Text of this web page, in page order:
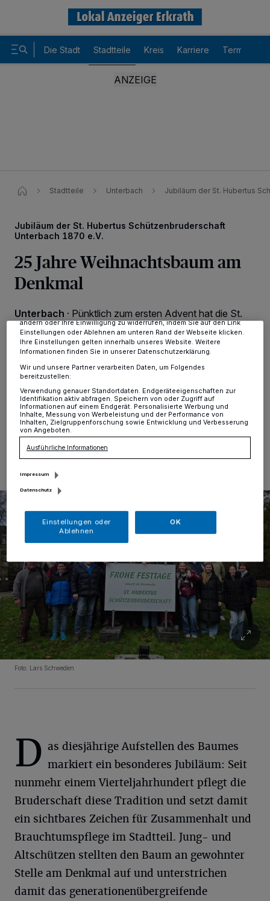
Die Stadt Stadtteile Kreis Karriere Termine
Stadtteile Unterbach Jubiläum der St. Hubertus
Jubiläum der St. Hubertus Schützenbruderschaft
Unterbach 1870 e.V.
25 Jahre Weihnachtsbaum am
Denkmal
Unterbach · Pünktlich zum ersten Advent hat die St.
Hubertus Schützenbruderschaft Unterbach 1870 e.V.
auch in diesem Jahr wieder den traditionellen
Weihnachtsbaum am Denkmal aufgestellt. Zum 25. Mal
schmückt nun ein festlich beleuchteter Tannenbaum
den Ortsmittelpunkt von Unterbach und sorgt für eine
stimmungsvolle Atmosphäre in der Adventszeit.
01.12.2025 , 15:23 Uhr Eine Minute Lesezeit
Foto: Lars Schweden
D as diesjährige Aufstellen des Baumes
markiert ein besonderes Jubiläum: Seit
nunmehr einem Vierteljahrhundert pflegt die
Bruderschaft diese Tradition und setzt damit
ein sichtbares Zeichen für Zusammenhalt und
Brauchtumspflege im Stadtteil. Jung- und
Altschützen stellten den Baum an gewohnter
Stelle am Denkmal auf und unterstrichen
damit das generationenübergreifende
personenbezogene Daten wie Browserdaten oder eindeutige
Kennungen auf Ihrem Gerät zu. Durch Auswahl von OK aktivieren Sie
verarbeiten Daten, um Ihnen Dienste bereitzustellen“ aufgeführten
dieses Menü jederzeit wieder aufrufen, um Ihre Einstellungen zu
ändern oder Ihre Einwilligung zu widerrufen, indem Sie auf den Link
Einstellungen oder Ablehnen am unteren Rand der Webseite klicken.
Ihre Einstellungen gelten innerhalb unseres Website. Weitere
Informationen finden Sie in unserer Datenschutzerklärung.
Wir und unsere Partner verarbeiten Daten, um Folgendes
bereitzustellen:
Verwendung genauer Standortdaten. Endgeräteeigenschaften zur
Identifikation aktiv abfragen. Speichern von oder Zugriff auf
Informationen auf einem Endgerät. Personalisierte Werbung und
Inhalte, Messung von Werbeleistung und der Performance von
Inhalten, Zielgruppenforschung sowie Entwicklung und Verbesserung
von Angeboten.
Ausführliche Informationen
Impressum
Datenschutz
Einstellungen oder
Ablehnen
OK